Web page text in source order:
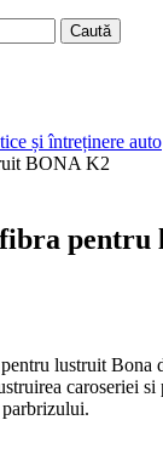
Caută
și întreținere auto
BONA K2
pentru
lustruit Bona
caroseriei si